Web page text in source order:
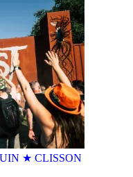
★ CLISSON